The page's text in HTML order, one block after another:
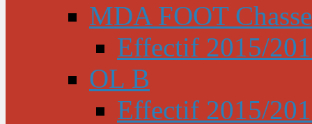
MDA FOOT
Effectif 2015/
OL B
Effectif 2015/